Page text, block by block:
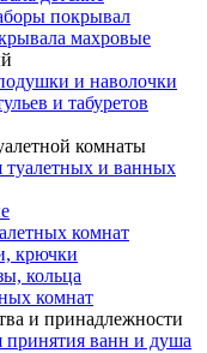
покрывал
махровые
и наволочки
и табуретов
комнаты
туалетных и ванных
комнат
крючки
кольца
комнат
и принадлежности
принятия ванн и душа